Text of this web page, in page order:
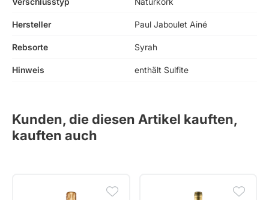
Hersteller Paul Jaboulet Ainé
Rebsorte Syrah
Hinweis enthält Sulfite
Kunden, die diesen Artikel kauften,
kauften auch